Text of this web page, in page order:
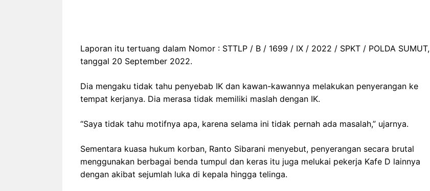
Laporan itu tertuang dalam Nomor : STTLP / B / 1699 / IX / 2022 / SPKT / POLDA SUMUT,
tanggal 20 September 2022.
Dia mengaku tidak tahu penyebab IK dan kawan-kawannya melakukan penyerangan ke
tempat kerjanya. Dia merasa tidak memiliki maslah dengan IK.
“Saya tidak tahu motifnya apa, karena selama ini tidak pernah ada masalah,” ujarnya.
Sementara kuasa hukum korban, Ranto Sibarani menyebut, penyerangan secara brutal
menggunakan berbagai benda tumpul dan keras itu juga melukai pekerja Kafe D lainnya
dengan akibat sejumlah luka di kepala hingga telinga.